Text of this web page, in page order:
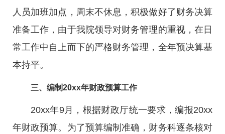
人员加班加点，周末不休息，积极做好了财务决算
准备工作，由于我院领导对财务管理的重视，在日
常工作中自上而下的严格财务管理，全年预决算基
本持平。
三、编制20xx年财政预算工作
20xx年9月，根据财政厅统一要求，编报20xx
年财政预算。为了预算编制准确，财务科逐条核对